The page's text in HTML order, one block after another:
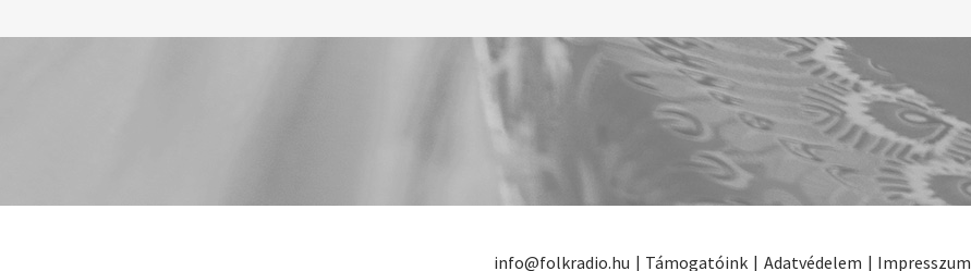
info@folkradio.hu | Támogatóink | Adatvédelem | Impresszum